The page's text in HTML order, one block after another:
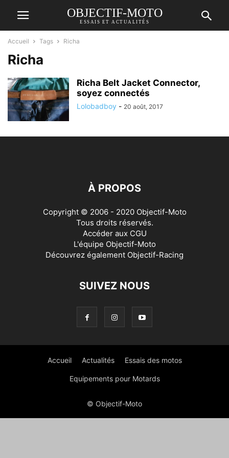
OBJECTIF-MOTO
ESSAIS ET ACTUALITÉS
Accueil Tags Richa
Richa
Richa Belt Jacket Connector,
soyez connectés
Lolobadboy - 20 août, 2017
À PROPOS
Copyright © 2006 - 2020 Objectif-Moto
Tous droits réservés.
Accéder aux CGU
L'équipe Objectif-Moto
Découvrez également Objectif-Racing
SUIVEZ NOUS
Accueil Actualités Essais des motos
Equipements pour Motards
© Objectif-Moto